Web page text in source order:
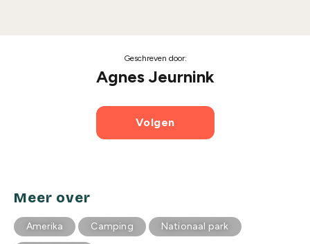
Geschreven door:
Agnes Jeurnink
Volgen
Meer over
Amerika Camping Nationaal park